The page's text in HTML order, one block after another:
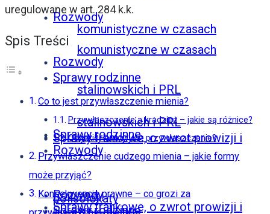
Rozwody
Sprawy rodzinne
Sprawy frankowe, o zwrot prowizji i
Rozwody
Sprawy rodzinne
Sprawy frankowe, o zwrot prowizji i
polisolokaty
komunistyczne w czasach
stalinowskich i PRL
Rozwody
komunistyczne w czasach
stalinowskich i PRL
Rozwody
Sprawy rodzinne
uregulowane w art. 284 k.k.
Spis Treści
Co to jest przywłaszczenie mienia?
Przywłaszczenie a kradzież – jakie są różnice?
Od jakiej kwoty jest przywłaszczenie?
Przywłaszczenie cudzego mienia – jakie formy
może przyjąć?
Konsekwencje prawne – co grozi za